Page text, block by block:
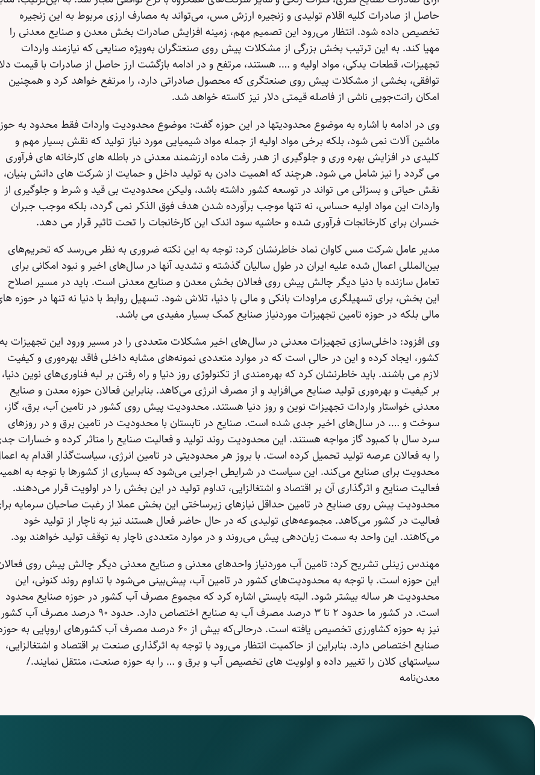
حاصل از صادرات کلیه اقلام تولیدی و زنجیره ارزش مس، می‌تواند به مصارف ارزی مربوط به این زنجیره
تخصیص داده شود. انتظار می‌رود این تصمیم مهم، زمینه افزایش صادرات بخش معدن و صنایع معدنی را
مهیا کند. به این ترتیب بخش بزرگی از مشکلات پیش روی صنعتگران به‌ویژه صنایعی که نیازمند واردات
تجهیزات، قطعات یدکی، مواد اولیه و …. هستند، مرتفع و در ادامه بازگشت ارز حاصل از صادرات با قیمت
توافقی، بخشی از مشکلات پیش روی صنعتگری که محصول صادراتی دارد، را مرتفع خواهد کرد و همچنین
امکان رانت‌جویی ناشی از فاصله قیمتی دلار نیز کاسته خواهد شد.
وی در ادامه با اشاره به موضوع محدودیتها در این حوزه گفت: موضوع محدودیت واردات فقط محدود به
ماشین آلات نمی شود، بلکه برخی مواد اولیه از جمله مواد شیمیایی مورد نیاز تولید که نقش بسیار مهم و
کلیدی در افزایش بهره وری و جلوگیری از هدر رفت ماده ارزشمند معدنی در باطله های کارخانه های فرآوری
می گردد را نیز شامل می شود. هرچند که اهمیت دادن به تولید داخل و حمایت از شرکت های دانش بنیان،
نقش حیاتی و بسزائی می تواند در توسعه کشور داشته باشد، ولیکن محدودیت بی قید و شرط و جلوگیری از
واردات این مواد اولیه حساس، نه تنها موجب برآورده شدن هدف فوق الذکر نمی گردد، بلکه موجب جبران
خسران برای کارخانجات فرآوری شده و حاشیه سود اندک این کارخانجات را تحت تاثیر قرار می دهد.
مدیر عامل شرکت مس کاوان نماد خاطرنشان کرد: توجه به این نکته ضروری به‌ نظر می‌رسد که تحریم‌های
بین‌المللی اعمال شده علیه ایران در طول سالیان گذشته و تشدید آنها در سال‌های اخیر و نبود امکانی برای
تعامل سازنده با دنیا دیگر چالش پیش روی فعالان بخش معدن و صنایع معدنی است. باید در مسیر اصلاح
این بخش، برای تسهیلگری مراودات بانکی و مالی با دنیا، تلاش شود. تسهیل روابط با دنیا نه تنها در حوزه
مالی بلکه در حوزه تامین تجهیزات موردنیاز صنایع کمک بسیار مفیدی می باشد.
وی افزود: داخلی‌سازی تجهیزات معدنی در سال‌های اخیر مشکلات متعددی را در مسیر ورود این تجهیزات
کشور، ایجاد کرده و این در حالی است که در موارد متعددی نمونه‌های مشابه داخلی فاقد بهره‌وری و کیفیت
لازم می باشند. باید خاطرنشان کرد که بهره‌مندی از تکنولوژی روز دنیا و راه رفتن بر لبه فناوری‌های نوین دنیا،
بر کیفیت و بهره‌وری تولید صنایع می‌افزاید و از مصرف انرژی می‌کاهد. بنابراین فعالان حوزه معدن و صنایع
معدنی خواستار واردات تجهیزات نوین و روز دنیا هستند. محدودیت پیش روی کشور در تامین آب، برق، گاز،
سوخت و …. در سال‌های اخیر جدی شده است. صنایع در تابستان با محدودیت در تامین برق و در روزهای
سرد سال با کمبود گاز مواجه هستند. این محدودیت روند تولید و فعالیت صنایع را متاثر کرده و خسارات
را به فعالان عرصه تولید تحمیل کرده است. با بروز هر محدودیتی در تامین انرژی، سیاست‌گذار اقدام به
محدویت برای صنایع می‌کند. این سیاست در شرایطی اجرایی می‌شود که بسیاری از کشورها با توجه به
فعالیت صنایع و اثرگذاری آن بر اقتصاد و اشتغالزایی، تداوم تولید در این بخش را در اولویت قرار می‌دهند.
محدودیت پیش روی صنایع در تامین حداقل نیازهای زیرساختی این بخش عملا از رغبت صاحبان سرمایه
فعالیت در کشور می‌کاهد. مجموعه‌های تولیدی که در حال حاضر فعال هستند نیز به ناچار از تولید خود
می‌کاهند. این واحد به سمت زیان‌دهی پیش می‌روند و در موارد متعددی ناچار به توقف تولید خواهند بود.
مهندس زینلی تشریح کرد: تامین آب موردنیاز واحدهای معدنی و صنایع معدنی دیگر چالش پیش روی
این حوزه است. با توجه به محدودیت‌های کشور در تامین آب، پیش‌بینی می‌شود با تداوم روند کنونی، این
محدودیت هر ساله بیشتر شود. البته بایستی اشاره کرد که مجموع مصرف آب کشور در حوزه صنایع محدود
است. در کشور ما حدود ۲ تا ۳ درصد مصرف آب به صنایع اختصاص دارد. حدود ۹۰ درصد مصرف آب کشور
نیز به حوزه کشاورزی تخصیص یافته است. درحالی‌که بیش از ۶۰ درصد مصرف آب کشورهای اروپایی به
صنایع اختصاص دارد. بنابراین از حاکمیت انتظار می‌رود با توجه به اثرگذاری صنعت بر اقتصاد و اشتغالزایی،
سیاستهای کلان را تغییر داده و اولویت های تخصیص آب و برق و … را به حوزه صنعت، منتقل نمایند./
معدن‌نامه